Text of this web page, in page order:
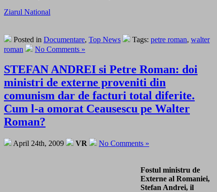
Ziarul National
Posted in Documentare, Top News Tags: petre roman, walter
roman
No Comments »
STEFAN ANDREI si Petre Roman: doi
ministri de externe proveniti din
comunism dar de facturi total diferite.
Cum l-a omorat Ceausescu pe Walter
Roman?
April 24th, 2009 VR No Comments »
Fostul ministru de
Externe al Romaniei,
Stefan Andrei, il